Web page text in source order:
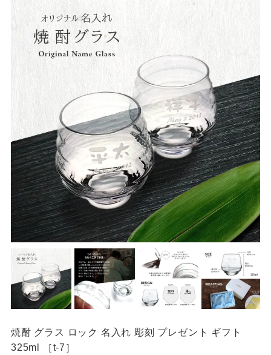
フォトフレーム
時計
ペーパーウェイト
小物入れ
盾・トロフィー
マウスパッド
席札
焼酎 グラス ロック 名入れ 彫刻 プレゼント ギフト
325ml ［t-7］